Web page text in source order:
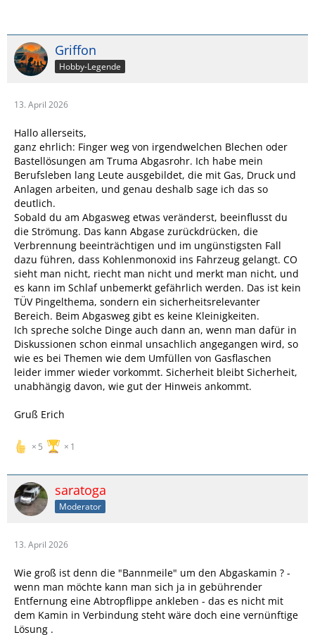
Griffon
Hobby-Legende
13. April 2026
Hallo allerseits,
ganz ehrlich: Finger weg von irgendwelchen Blechen oder
Bastellösungen am Truma Abgasrohr. Ich habe mein
Berufsleben lang Leute ausgebildet, die mit Gas, Druck und
Anlagen arbeiten, und genau deshalb sage ich das so
deutlich.
Sobald du am Abgasweg etwas veränderst, beeinflusst du
die Strömung. Das kann Abgase zurückdrücken, die
Verbrennung beeinträchtigen und im ungünstigsten Fall
dazu führen, dass Kohlenmonoxid ins Fahrzeug gelangt. CO
sieht man nicht, riecht man nicht und merkt man nicht, und
es kann im Schlaf unbemerkt gefährlich werden. Das ist kein
TÜV Pingelthema, sondern ein sicherheitsrelevanter
Bereich. Beim Abgasweg gibt es keine Kleinigkeiten.
Ich spreche solche Dinge auch dann an, wenn man dafür in
Diskussionen schon einmal unsachlich angegangen wird, so
wie es bei Themen wie dem Umfüllen von Gasflaschen
leider immer wieder vorkommt. Sicherheit bleibt Sicherheit,
unabhängig davon, wie gut der Hinweis ankommt.
Gruß Erich
5 1
saratoga
Moderator
13. April 2026
Wie groß ist denn die "Bannmeile" um den Abgaskamin ? -
wenn man möchte kann man sich ja in gebührender
Entfernung eine Abtropflippe ankleben - das es nicht mit
dem Kamin in Verbindung steht wäre doch eine vernünftige
Lösung .